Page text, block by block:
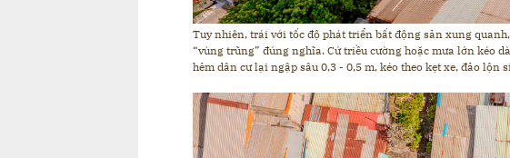
Tuy nhiên, trái với tốc độ phát triển bất động sản xung
“vùng trũng” đúng nghĩa. Cứ triều cường hoặc mưa lớn kéo
hẻm dân cư lại ngập sâu 0,3 - 0,5 m, kéo theo kẹt xe, đảo